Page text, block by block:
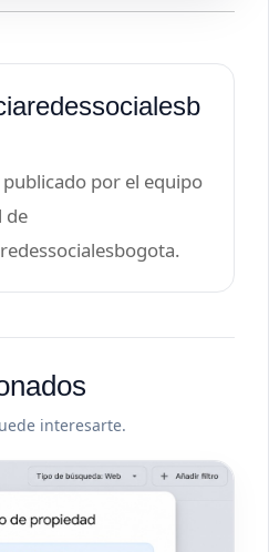
por el equipo
de
interesarte.